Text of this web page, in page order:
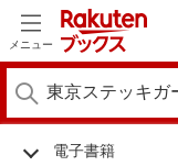
メニュー
電子書籍